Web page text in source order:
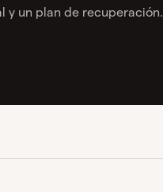
y un plan de recuperación.